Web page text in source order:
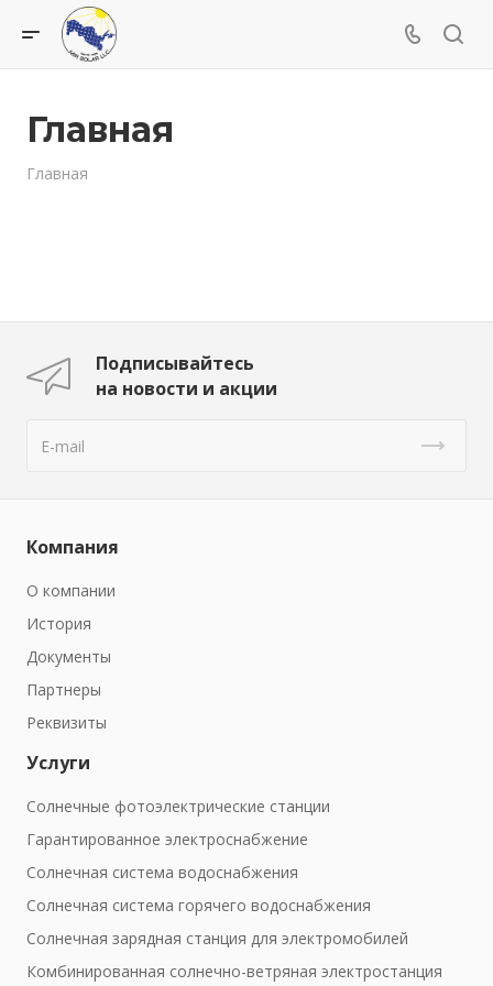
Главная
Главная
Подписывайтесь
на новости и акции
Компания
О компании
История
Документы
Партнеры
Реквизиты
Услуги
Солнечные фотоэлектрические станции
Гарантированное электроснабжение
Солнечная система водоснабжения
Солнечная система горячего водоснабжения
Солнечная зарядная станция для электромобилей
Комбинированная солнечно-ветряная электростанция